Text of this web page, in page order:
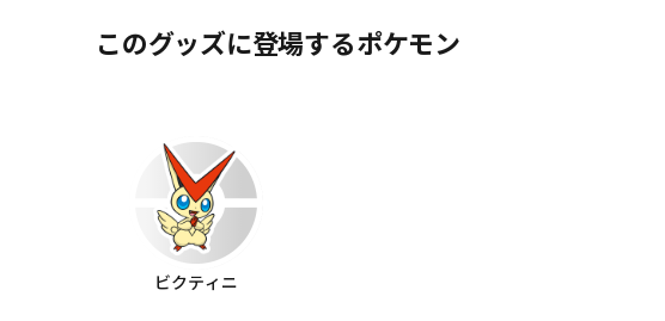
このグッズに登場するポケモン
ビクティニ